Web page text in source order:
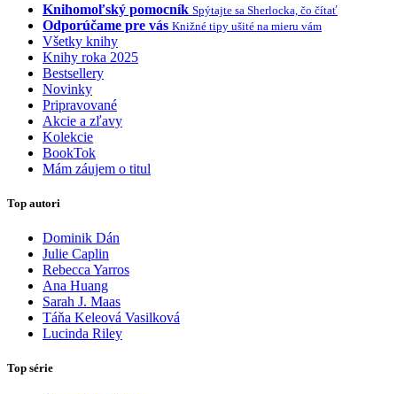
Knihomoľský pomocník Spýtajte sa Sherlocka, čo čítať
Odporúčame pre vás Knižné tipy ušité na mieru vám
Všetky knihy
Knihy roka 2025
Bestsellery
Novinky
Pripravované
Akcie a zľavy
Kolekcie
BookTok
Mám záujem o titul
Top autori
Dominik Dán
Julie Caplin
Rebecca Yarros
Ana Huang
Sarah J. Maas
Táňa Keleová Vasilková
Lucinda Riley
Top série